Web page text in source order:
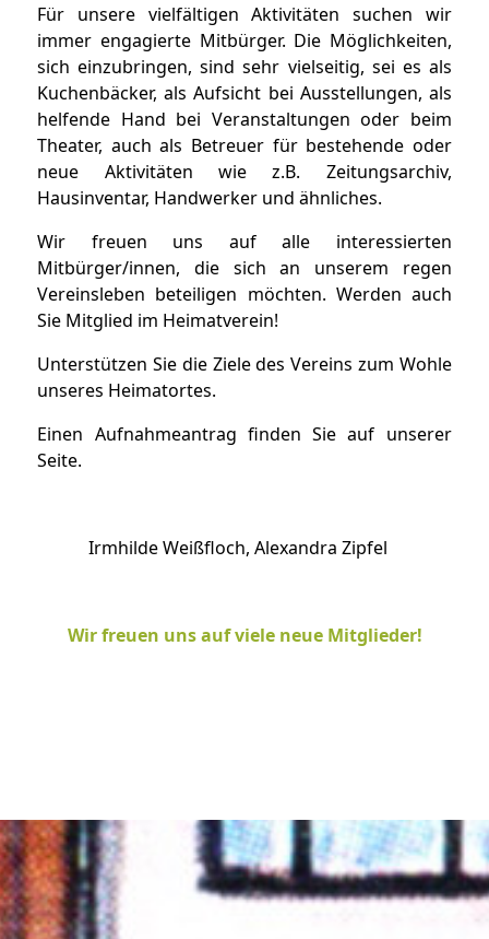
Für unsere vielfältigen Aktivitäten suchen wir
immer engagierte Mitbürger. Die Möglichkeiten,
sich einzubringen, sind sehr vielseitig, sei es als
Kuchenbäcker, als Aufsicht bei Ausstellungen, als
helfende Hand bei Veranstaltungen oder beim
Theater, auch als Betreuer für bestehende oder
neue Aktivitäten wie z.B. Zeitungsarchiv,
Hausinventar, Handwerker und ähnliches.
Wir freuen uns auf alle interessierten
Mitbürger/innen, die sich an unserem regen
Vereinsleben beteiligen möchten. Werden auch
Sie Mitglied im Heimatverein!
Unterstützen Sie die Ziele des Vereins zum Wohle
unseres Heimatortes.
Einen Aufnahmeantrag finden Sie auf unserer
Seite.
Irmhilde Weißfloch, Alexandra Zipfel
Wir freuen uns auf viele neue Mitglieder!